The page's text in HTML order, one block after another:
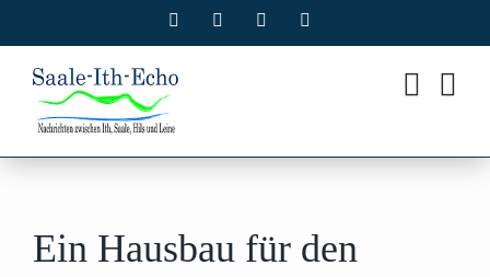
Inhalt
springen
Facebook Instagram
Ein Hausbau für den